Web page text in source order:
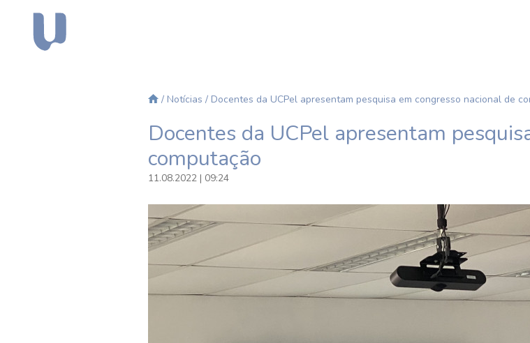
/ Notícias / Docentes da UCPel apresentam pesquisa em congresso nacional de
Docentes da UCPel apresentam
computação
11.08.2022 | 09:24